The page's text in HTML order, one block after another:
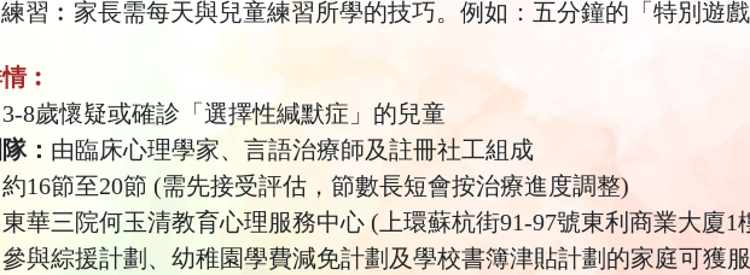
習︰家長需每天與兒童練習所學的技巧。例如：五分鐘的「特別遊
︰
3-8歲懷疑或確診「選擇性緘默症」的兒童
： 由臨床心理學家、言語治療師及註冊社工組成
約16節至20節 (需先接受評估，節數長短會按治療進度調整)
東華三院何玉清教育心理服務中心 (上環蘇杭街91-97號東利商業大廈1
參與綜援計劃、幼稚園學費減免計劃及學校書簿津貼計劃的家庭可獲